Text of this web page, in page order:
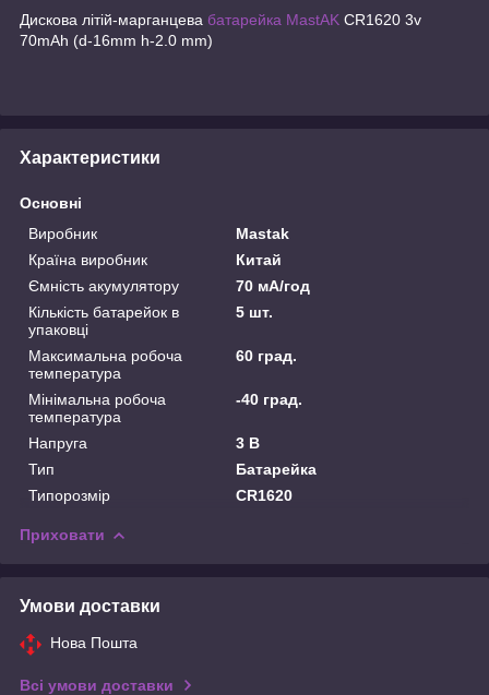
Дискова літій-марганцева батарейка MastAK CR1620 3v
70mAh (d-16mm h-2.0 mm)
Характеристики
Основні
Виробник
Mastak
Країна виробник
Китай
Ємність акумулятору
70 мА/год
Кількість батарейок в
упаковці
5 шт.
Максимальна робоча
температура
60 град.
Мінімальна робоча
температура
-40 град.
Напруга
3 В
Тип
Батарейка
Типорозмір
CR1620
Приховати
Умови доставки
Нова Пошта
Всі умови доставки